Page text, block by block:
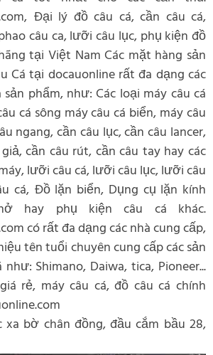
Đại lý đồ câu cá, cần câu cá,
câu ca, lưỡi câu lục, phụ kiện đồ
tại Việt Nam Các mặt hàng sản
Cá tại docauonline rất đa dạng các
phẩm, như: Các loại máy câu cá
cá sông máy câu cá biển, máy câu
ngang, cần câu lục, cần câu lancer,
cần câu rút, cần câu tay hay các
lưỡi câu cá, lưỡi câu lục, lưỡi câu
cá, Đồ lặn biển, Dụng cụ lặn kính
hay phụ kiện câu cá khác.
có rất đa dạng các nhà cung cấp,
tên tuổi chuyên cung cấp các sản
Shimano, Daiwa, tica, Pioneer...
rẻ, máy câu cá, đồ câu cá chính
xa bờ chân đồng, đầu cắm bầu 28,